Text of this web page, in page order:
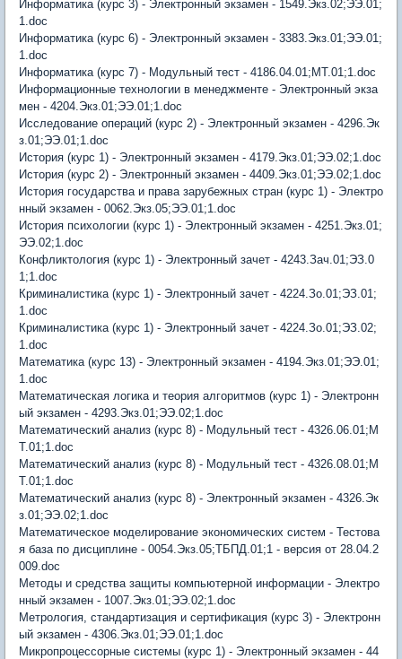
Информатика (курс 3) - Электронный экзамен - 1549.Экз.02;ЭЭ.01;
1.doc
Информатика (курс 6) - Электронный экзамен - 3383.Экз.01;ЭЭ.01;
1.doc
Информатика (курс 7) - Модульный тест - 4186.04.01;МТ.01;1.doc
Информационные технологии в менеджменте - Электронный экза
мен - 4204.Экз.01;ЭЭ.01;1.doc
Исследование операций (курс 2) - Электронный экзамен - 4296.Эк
з.01;ЭЭ.01;1.doc
История (курс 1) - Электронный экзамен - 4179.Экз.01;ЭЭ.02;1.doc
История (курс 2) - Электронный экзамен - 4409.Экз.01;ЭЭ.02;1.doc
История государства и права зарубежных стран (курс 1) - Электро
нный экзамен - 0062.Экз.05;ЭЭ.01;1.doc
История психологии (курс 1) - Электронный экзамен - 4251.Экз.01;
ЭЭ.02;1.doc
Конфликтология (курс 1) - Электронный зачет - 4243.Зач.01;ЭЗ.0
1;1.doc
Криминалистика (курс 1) - Электронный зачет - 4224.Зо.01;ЭЗ.01;
1.doc
Криминалистика (курс 1) - Электронный зачет - 4224.Зо.01;ЭЗ.02;
1.doc
Математика (курс 13) - Электронный экзамен - 4194.Экз.01;ЭЭ.01;
1.doc
Математическая логика и теория алгоритмов (курс 1) - Электронн
ый экзамен - 4293.Экз.01;ЭЭ.02;1.doc
Математический анализ (курс 8) - Модульный тест - 4326.06.01;М
Т.01;1.doc
Математический анализ (курс 8) - Модульный тест - 4326.08.01;М
Т.01;1.doc
Математический анализ (курс 8) - Электронный экзамен - 4326.Эк
з.01;ЭЭ.02;1.doc
Математическое моделирование экономических систем - Тестова
я база по дисциплине - 0054.Экз.05;ТБПД.01;1 - версия от 28.04.2
009.doc
Методы и средства защиты компьютерной информации - Электро
нный экзамен - 1007.Экз.01;ЭЭ.02;1.doc
Метрология, стандартизация и сертификация (курс 3) - Электронн
ый экзамен - 4306.Экз.01;ЭЭ.01;1.doc
Микропроцессорные системы (курс 1) - Электронный экзамен - 44